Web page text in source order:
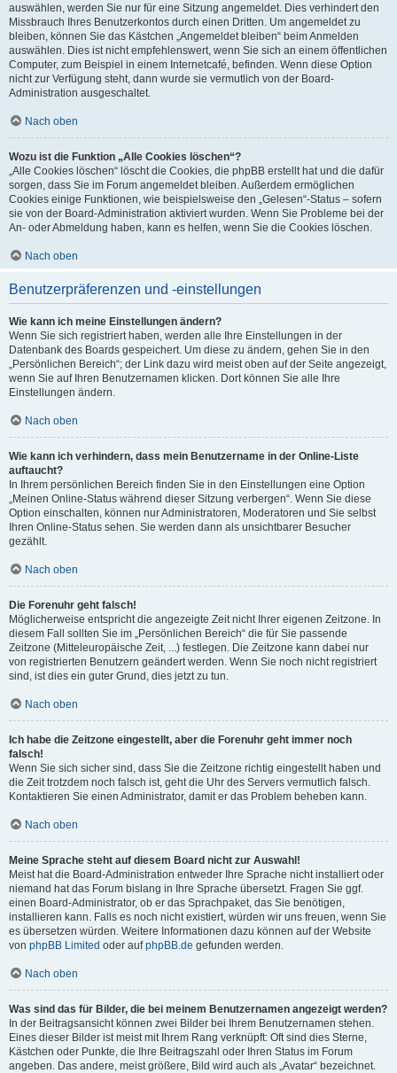
auswählen, werden Sie nur für eine Sitzung angemeldet. Dies verhindert den
Missbrauch Ihres Benutzerkontos durch einen Dritten. Um angemeldet zu
bleiben, können Sie das Kästchen „Angemeldet bleiben“ beim Anmelden
auswählen. Dies ist nicht empfehlenswert, wenn Sie sich an einem öffentlichen
Computer, zum Beispiel in einem Internetcafé, befinden. Wenn diese Option
nicht zur Verfügung steht, dann wurde sie vermutlich von der Board-
Administration ausgeschaltet.
Nach oben
Wozu ist die Funktion „Alle Cookies löschen“?
„Alle Cookies löschen“ löscht die Cookies, die phpBB erstellt hat und die dafür
sorgen, dass Sie im Forum angemeldet bleiben. Außerdem ermöglichen
Cookies einige Funktionen, wie beispielsweise den „Gelesen“-Status – sofern
sie von der Board-Administration aktiviert wurden. Wenn Sie Probleme bei der
An- oder Abmeldung haben, kann es helfen, wenn Sie die Cookies löschen.
Nach oben
Benutzerpräferenzen und -einstellungen
Wie kann ich meine Einstellungen ändern?
Wenn Sie sich registriert haben, werden alle Ihre Einstellungen in der
Datenbank des Boards gespeichert. Um diese zu ändern, gehen Sie in den
„Persönlichen Bereich“; der Link dazu wird meist oben auf der Seite angezeigt,
wenn Sie auf Ihren Benutzernamen klicken. Dort können Sie alle Ihre
Einstellungen ändern.
Nach oben
Wie kann ich verhindern, dass mein Benutzername in der Online-Liste
auftaucht?
In Ihrem persönlichen Bereich finden Sie in den Einstellungen eine Option
„Meinen Online-Status während dieser Sitzung verbergen“. Wenn Sie diese
Option einschalten, können nur Administratoren, Moderatoren und Sie selbst
Ihren Online-Status sehen. Sie werden dann als unsichtbarer Besucher
gezählt.
Nach oben
Die Forenuhr geht falsch!
Möglicherweise entspricht die angezeigte Zeit nicht Ihrer eigenen Zeitzone. In
diesem Fall sollten Sie im „Persönlichen Bereich“ die für Sie passende
Zeitzone (Mitteleuropäische Zeit, ...) festlegen. Die Zeitzone kann dabei nur
von registrierten Benutzern geändert werden. Wenn Sie noch nicht registriert
sind, ist dies ein guter Grund, dies jetzt zu tun.
Nach oben
Ich habe die Zeitzone eingestellt, aber die Forenuhr geht immer noch
falsch!
Wenn Sie sich sicher sind, dass Sie die Zeitzone richtig eingestellt haben und
die Zeit trotzdem noch falsch ist, geht die Uhr des Servers vermutlich falsch.
Kontaktieren Sie einen Administrator, damit er das Problem beheben kann.
Nach oben
Meine Sprache steht auf diesem Board nicht zur Auswahl!
Meist hat die Board-Administration entweder Ihre Sprache nicht installiert oder
niemand hat das Forum bislang in Ihre Sprache übersetzt. Fragen Sie ggf.
einen Board-Administrator, ob er das Sprachpaket, das Sie benötigen,
installieren kann. Falls es noch nicht existiert, würden wir uns freuen, wenn Sie
es übersetzen würden. Weitere Informationen dazu können auf der Website
von phpBB Limited oder aufphpBB.de gefunden werden.
Nach oben
Was sind das für Bilder, die bei meinem Benutzernamen angezeigt werden?
In der Beitragsansicht können zwei Bilder bei Ihrem Benutzernamen stehen.
Eines dieser Bilder ist meist mit Ihrem Rang verknüpft: Oft sind dies Sterne,
Kästchen oder Punkte, die Ihre Beitragszahl oder Ihren Status im Forum
angeben. Das andere, meist größere, Bild wird auch als „Avatar“ bezeichnet.